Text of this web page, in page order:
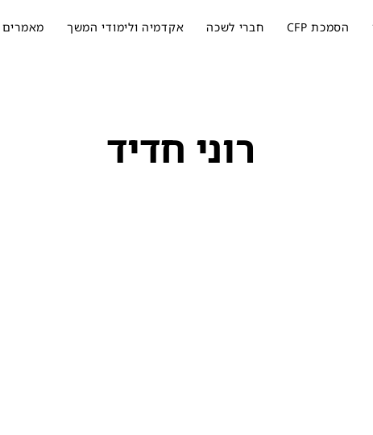
הסמכת CFP חברי לשכה אקדמיה ולימודי המשך מאמרים
רוני חדיד